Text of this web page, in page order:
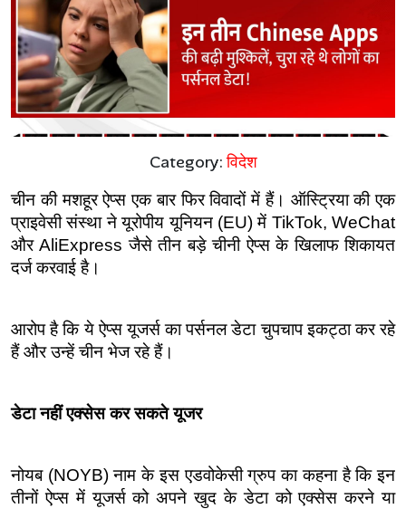
Category:विदेश
चीन की मशहूर ऐप्स एक बार फिर विवादों में हैं। ऑस्ट्रिया की एक
प्राइवेसी संस्था ने यूरोपीय यूनियन (EU) में TikTok, WeChat
और AliExpress जैसे तीन बड़े चीनी ऐप्स के खिलाफ शिकायत
दर्ज करवाई है।
आरोप है कि ये ऐप्स यूजर्स का पर्सनल डेटा चुपचाप इकट्ठा कर रहे
हैं और उन्हें चीन भेज रहे हैं।
डेटा नहीं एक्सेस कर सकते यूजर
नोयब (NOYB) नाम के इस एडवोकेसी ग्रुप का कहना है कि इन
तीनों ऐप्स में यूजर्स को अपने खुद के डेटा को एक्सेस करने या